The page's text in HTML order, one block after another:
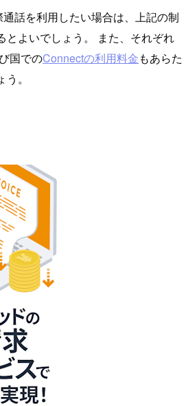
話を利用したい場合は、上記の制
とよいでしょう。 また、それぞれ
国でのConnectの利用料金もあらた
。